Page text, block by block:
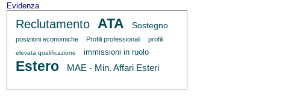
Evidenza
Reclutamento ATA Sostegno
posizioni economiche Profili professionali profili
elevata qualificazione immissioni in ruolo
Estero MAE - Min. Affari Esteri